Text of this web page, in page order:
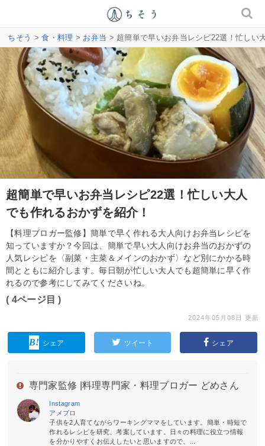
ちそう >食・料理 > お弁当 > 超簡単で早いお弁当レシピ22選！忙しい
超簡単で早いお弁当レシピ22選！忙しい大人
でも作れるおかずを紹介！
【料理ブロガー監修】簡単で早く作れる大人向けお弁当レシピを
知っていますか？今回は、簡単で早い大人向けお弁当のおかずの
人気レシピを〈副菜・主菜＆メインのおかず〉など別にかかる時
間とともに紹介します。毎日朝が忙しい大人でも超簡単に早く作
れるので参考にしてみてくださいね。
( 4ページ目 )
2024年05月08日 更新
シェア ツイート シェア
専門家監修 | 料理専門家・料理ブロガー どめさん
Instagram
アメブロ
子供を2人育てながらワーキングママをしています。簡単・時短で
作れるレシピを研究、考案しています。日々の料理に役立つ情報
を分かりやすくお伝えしたいと思いますので、...